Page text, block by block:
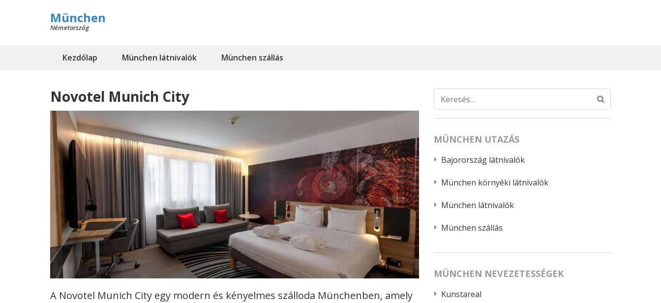
München
Németország
Kezdőlap München látnivalók München szállás
Novotel Munich City
A Novotel Munich City egy modern és kényelmes szálloda Münchenben, amely
Keresés:
MÜNCHEN UTAZÁS
Bajorország látnivalók
München környéki látnivalók
München látnivalók
München szállás
MÜNCHEN NEVEZETESSÉGEK
Kunstareal